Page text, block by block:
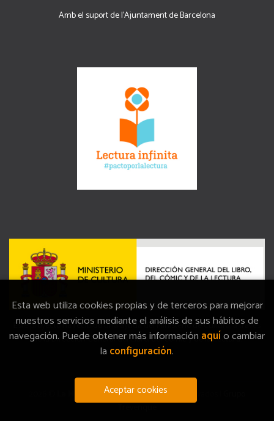
Amb el suport de l’Ajuntament de Barcelona
Este proyecto ha recibido una ayuda del Ministerio de Cultura, a través
de la Dirección General del Libro, del Cómic y de la Lectura.
. Todos los Derechos Reservados |
Esta web utiliza cookies propias y de terceros para mejorar
nuestros servicios mediante el análisis de sus hábitos de
navegación. Puede obtener más información aquío cambiar
la configuración.
Aceptar cookies